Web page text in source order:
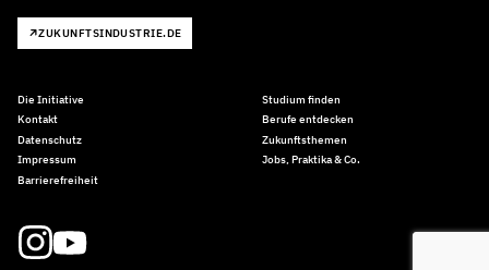
ZUKUNFTSINDUSTRIE.DE
Die Initiative
Kontakt
Datenschutz
Impressum
Barrierefreiheit
Studium finden
Berufe entdecken
Zukunftsthemen
Jobs, Praktika & Co.